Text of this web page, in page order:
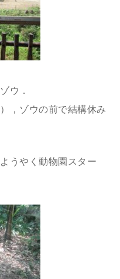
ウ．
，ゾウの前で結構休み
うやく動物園スター